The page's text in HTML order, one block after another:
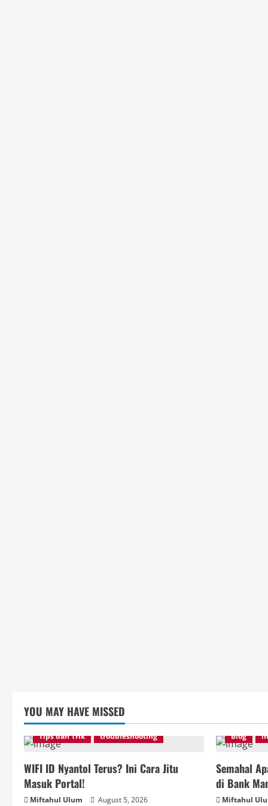
YOU MAY HAVE MISSED
Tips dan Trik troubleshooting
WIFI ID Nyantol Terus? Ini Cara Jitu
Masuk Portal!
Miftahul Ulum August 5, 2026
Blog
Semahal
di Bank
Miftahul